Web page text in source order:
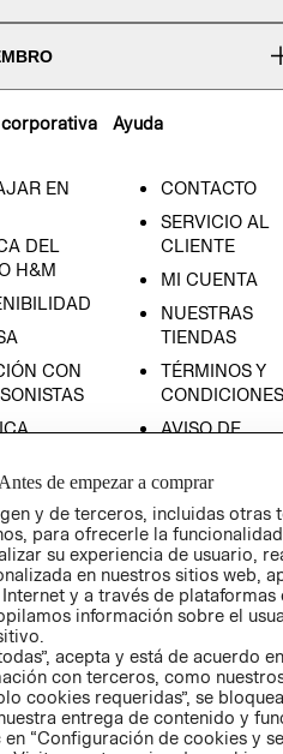
EN
DEL
H&M
CON
Ayuda
CONTACTO
SERVICIO AL
CLIENTE
MI CUENTA
NUESTRAS
TIENDAS
TÉRMINOS Y
CONDICIONES
AVISO DE
GIFT CARD
AVISO DE
COOKIES
LIBRO DE
Antes de empezar a comprar
y de terceros, incluidas otras
para ofrecerle la
su experiencia de usuario,
en nuestros sitios web,
y a través de plataformas
información sobre el
acepta y está de acuerdo
con terceros, como
cookies requeridas”, se
entrega de contenido y
“Configuración de cookies y